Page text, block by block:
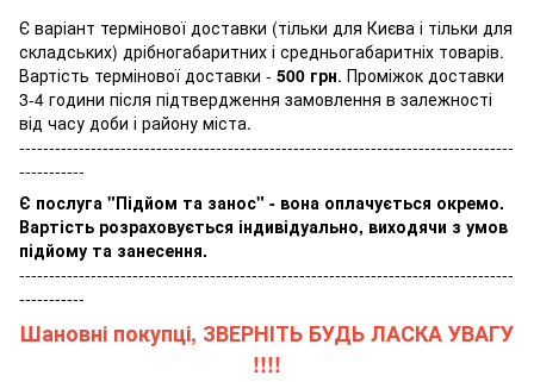
Є варіант термінової доставки (тільки для Києва і тільки для
складських) дрібногабаритних і средньогабаритніх товарів.
Вартість термінової доставки - 500 грн. Проміжок доставки
3-4 години після підтвердження замовлення в залежності
від часу доби і району міста.
-----------------------------------------------------------------------------------
-----------
Є послуга "Підйом та занос" - вона оплачується окремо.
Вартість розраховується індивідуально, виходячи з умов
підйому та занесення.
-----------------------------------------------------------------------------------
-----------
Шановні покупці, ЗВЕРНІТЬ БУДЬ ЛАСКА УВАГУ
!!!!